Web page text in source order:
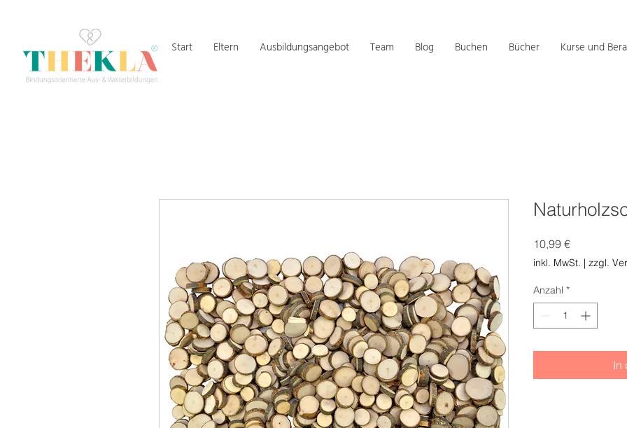
Start Eltern Ausbildungsangebot Team Blog Buchen Bücher Kurse und
10,99 €Preis
inkl. MwSt. | zzgl.
Anzahl *
In